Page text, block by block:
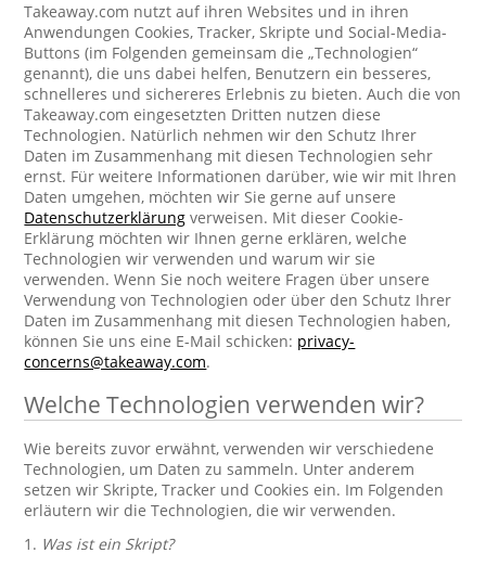
Takeaway.com nutzt auf ihren Websites und in ihren
Anwendungen Cookies, Tracker, Skripte und Social-Media-
Buttons (im Folgenden gemeinsam die „Technologien“
genannt), die uns dabei helfen, Benutzern ein besseres,
schnelleres und sichereres Erlebnis zu bieten. Auch die von
Takeaway.com eingesetzten Dritten nutzen diese
Technologien. Natürlich nehmen wir den Schutz Ihrer
Daten im Zusammenhang mit diesen Technologien sehr
ernst. Für weitere Informationen darüber, wie wir mit Ihren
Daten umgehen, möchten wir Sie gerne auf unsere
Datenschutzerklärung verweisen. Mit dieser Cookie-
Erklärung möchten wir Ihnen gerne erklären, welche
Technologien wir verwenden und warum wir sie
verwenden. Wenn Sie noch weitere Fragen über unsere
Verwendung von Technologien oder über den Schutz Ihrer
Daten im Zusammenhang mit diesen Technologien haben,
können Sie uns eine E-Mail schicken: privacy-
concerns@takeaway.com.
Welche Technologien verwenden wir?
Wie bereits zuvor erwähnt, verwenden wir verschiedene
Technologien, um Daten zu sammeln. Unter anderem
setzen wir Skripte, Tracker und Cookies ein. Im Folgenden
erläutern wir die Technologien, die wir verwenden.
1. Was ist ein Skript?